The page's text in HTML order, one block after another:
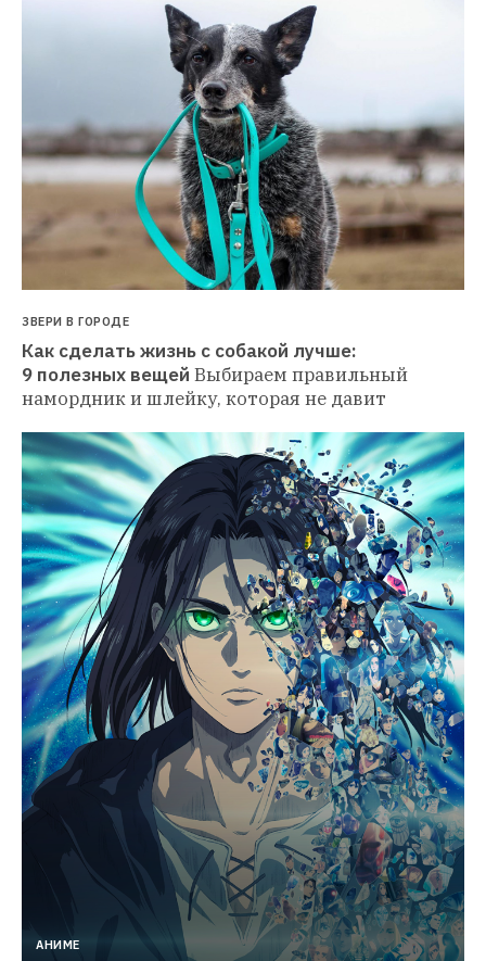
ЗВЕРИ В ГОРОДЕ
Как сделать жизнь с собакой лучше:
9 полезных вещей Выбираем правильный
намордник и шлейку, которая не давит
АНИМЕ